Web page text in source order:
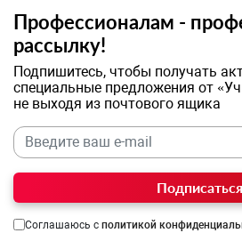
Профессионалам -
рассылку!
Подпишитесь, чтобы получать
специальные предложения от
не выходя из почтового ящика
Подписаться
Соглашаюсь с политикой